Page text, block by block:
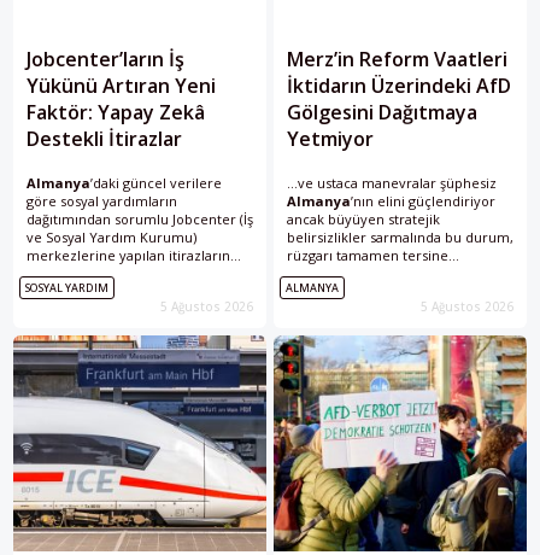
Jobcenter’ların İş
Yükünü Artıran Yeni
Faktör: Yapay Zekâ
Destekli İtirazlar
Almanya’daki güncel verilere
göre sosyal yardımların
dağıtımından sorumlu Jobcenter (İş
ve Sosyal Yardım Kurumu)
merkezlerine yapılan itirazların
sayısında 2026’nın ilk yarısında
dikkat çekici bir artış gözlemlendi.
Resmî itirazların sayısı 2022...
SOSYAL YARDIM
5 Ağustos 2026
Merz’in Reform Vaatleri
İktidarın Üzerindeki AfD
Gölgesini Dağıtmaya
Yetmiyor
...ve ustaca manevralar şüphesiz
Almanya’nın elini güçlendiriyor
ancak büyüyen stratejik
belirsizlikler sarmalında bu durum,
rüzgarı tamamen tersine
çevirmeye yetecek gibi durmuyor.
Almanya
Türk Diasporasını Nasıl Etkiler?
ALMANYA
5 Ağustos 2026